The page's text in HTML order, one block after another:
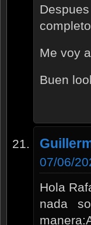
Me voy
Buen
07/06/
Hola
nada